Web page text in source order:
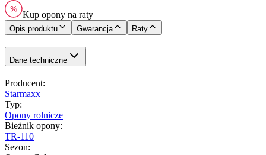
Kup opony na raty
Opis produktu Gwarancja Raty
Dane techniczne
Producent:
Starmaxx
Typ:
Opony rolnicze
Bieżnik opony:
TR-110
Sezon: